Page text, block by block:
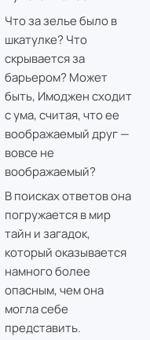
Что за зелье было в
шкатулке? Что
скрывается за
барьером? Может
быть, Имоджен сходит
с ума, считая, что ее
воображаемый друг —
вовсе не
воображаемый?
В поисках ответов она
погружается в мир
тайн и загадок,
который оказывается
намного более
опасным, чем она
могла себе
представить.